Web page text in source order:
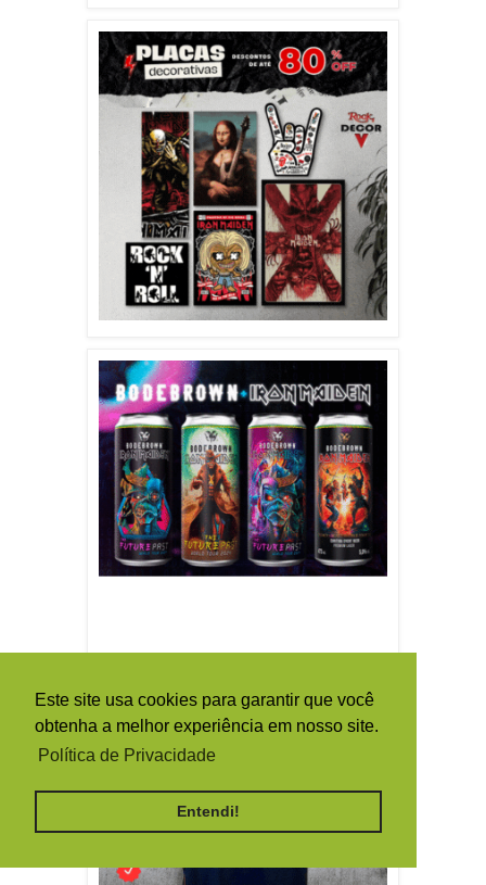
Este site usa cookies para garantir que você
obtenha a melhor experiência em nosso site.
Política de Privacidade
Entendi!